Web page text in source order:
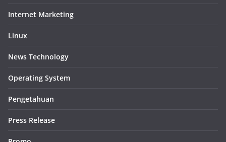
Internet Marketing
Linux
News Technology
Operating System
Pengetahuan
Press Release